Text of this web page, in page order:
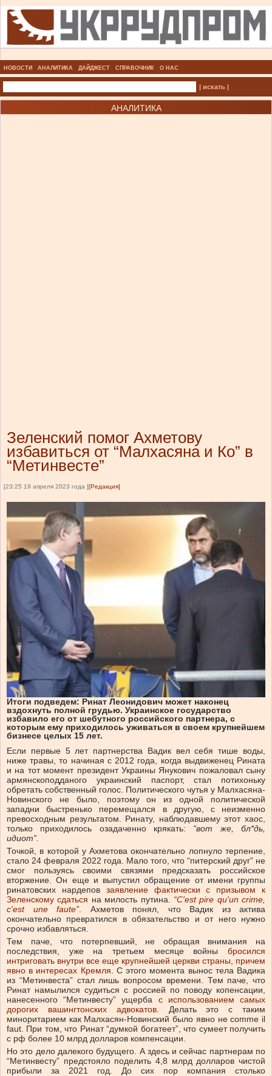
НОВОСТИ АНАЛИТИКА ДАЙДЖЕСТ СПРАВОЧНИК О НАС
| искать |
АНАЛИТИКА
Зеленский помог Ахметову
избавиться от “Малхасяна и Ко” в
“Метинвесте”
[23:25 19 апреля 2023 года ] [Редакция]
Итоги подведем: Ринат Леонидович может наконец
вздохнуть полной грудью. Украинское государство
избавило его от шебутного российского партнера, с
которым ему приходилось уживаться в своем крупнейшем
бизнесе целых 15 лет.
Если первые 5 лет партнерства Вадик вел себя тише воды,
ниже травы, то начиная с 2012 года, когда выдвиженец Рината
и на тот момент президент Украины Янукович пожаловал сыну
армянскоподданого украинский паспорт, стал потихоньку
обретать собственный голос. Политического чутья у Малхасяна-
Новинского не было, поэтому он из одной политической
западни быстренько перемещался в другую, с неизменно
превосходным результатом. Ринату, наблюдавшему этот хаос,
только приходилось озадаченно крякать: “вот же, бл*дь,
идиот”.
Точкой, в которой у Ахметова окончательно лопнуло терпение,
стало 24 февраля 2022 года. Мало того, что “питерский друг” не
смог пользуясь своими связями предсказать российское
вторжение. Он еще и выпустил обращение от имени группы
ринатовских нардепов заявление фактически с призывом к
Зеленскому сдаться на милость путина. “C'est pire qu'un crime,
c'est une faute” . Ахметов понял, что Вадик из актива
окончательно превратился в обязательство и от него нужно
срочно избавляться.
Тем паче, что потерпевший, не обращая внимания на
последствия, уже на третьем месяце войны бросился
интриговать внутри все еще крупнейшей церкви страны, причем
явно в интересах Кремля . С этого момента вынос тела Вадика
из “Метинвеста” стал лишь вопросом времени. Тем паче, что
Ринат намылился судиться с россией по поводу копенсации,
нанесенного “Метинвесту” ущерба с использованием самых
дорогих вашингтонских адвокатов. Делать это с таким
миноритарием как Малхасян-Новинский было явно не comme il
faut. При том, что Ринат “думкой богатеет”, что сумеет получить
с рф более 10 млрд долларов компенсации.
Но это дело далекого будущего. А здесь и сейчас партнерам по
“Метинвесту” предстояло поделить 4,8 млрд долларов чистой
прибыли за 2021 год. До сих пор компания столько